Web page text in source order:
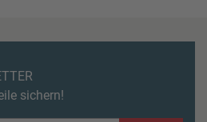
sichern!